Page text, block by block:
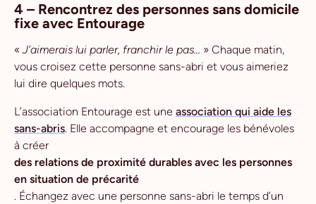
4 – Rencontrez des personnes sans domicile
fixe avec Entourage
«J’aimerais lui parler, franchir le pas... » Chaque matin,
vous croisez cette personne sans-abri et vous aimeriez
lui dire quelques mots.
L’association Entourage est une association qui aide les
sans-abris. Elle accompagne et encourage les bénévoles
à créer
des relations de proximité durables avec les personnes
en situation de précarité
. Échangez avec une personne sans-abri le temps d’un